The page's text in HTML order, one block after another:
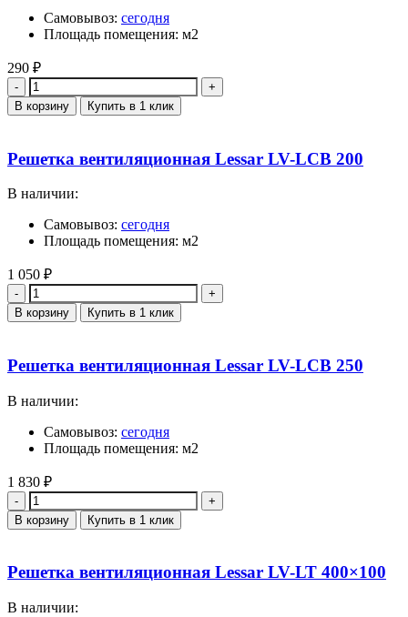
Самовывоз: сегодня
Площадь помещения: м2
290 ₽
Количество
В корзину Купить в 1 клик
Решетка вентиляционная Lessar LV-LCB 200
В наличии:
Самовывоз: сегодня
Площадь помещения: м2
1 050 ₽
Количество
В корзину Купить в 1 клик
Решетка вентиляционная Lessar LV-LCB 250
В наличии:
Самовывоз: сегодня
Площадь помещения: м2
1 830 ₽
Количество
В корзину Купить в 1 клик
Решетка вентиляционная Lessar LV-LT 400×100
В наличии: